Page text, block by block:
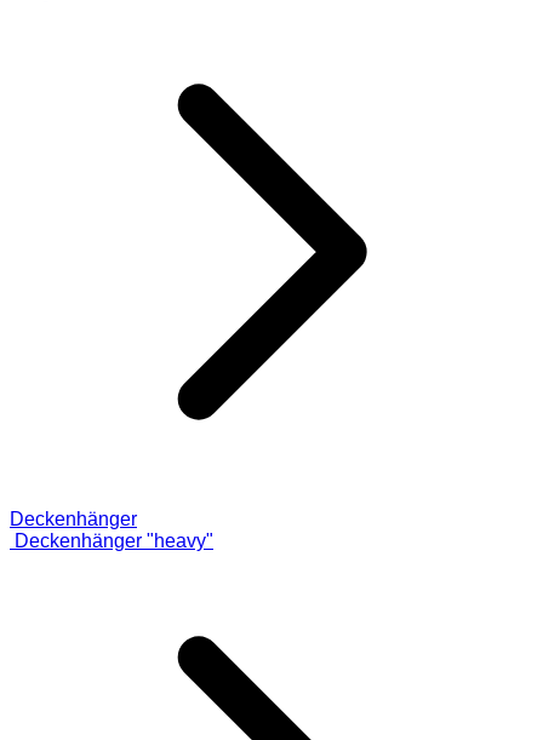
Deckenhänger
Deckenhänger "heavy"